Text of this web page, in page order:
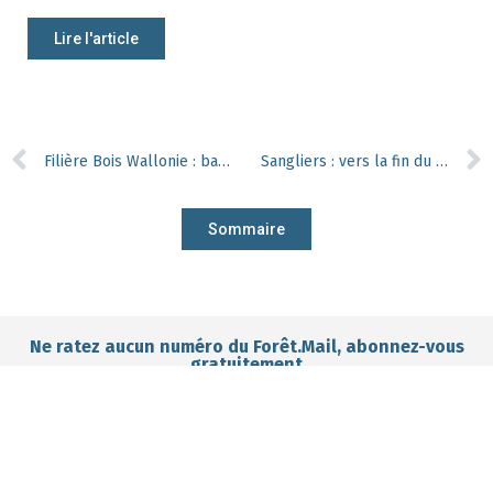
Lire l'article
Filière Bois Wallonie : baromètre économique du 3ᵉ trimestre 2023 Sangliers : vers la fin du nourrissage ?
Sommaire
Ne ratez aucun numéro du Forêt.Mail, abonnez-vous
gratuitement